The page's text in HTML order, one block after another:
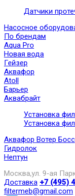
Датчики
Насосное
По брендам
Aqua Pro
Новая вода
Гейзер
Аквафор
Atoll
Барьер
Аквабрайт
Установка
Установка
Аквафор Вотер Босс
Гидролок
Нептун
Москва,ул. 9-ая
Доставка +7 (495)
filtermeb@gmail.com